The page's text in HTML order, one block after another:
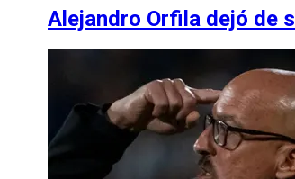
Alejandro Orfila dejó de